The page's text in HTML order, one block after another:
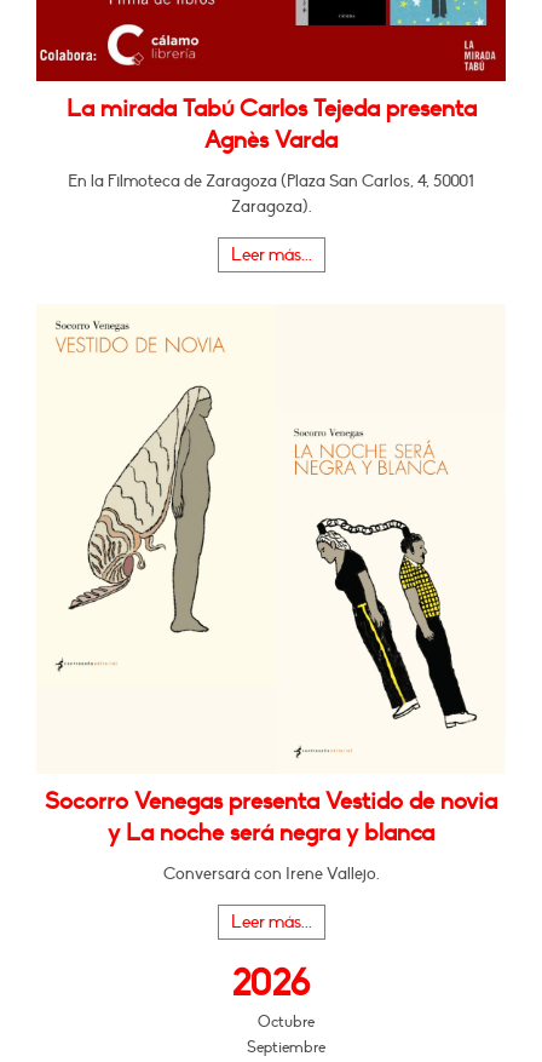
La mirada Tabú Carlos Tejeda presenta
Agnès Varda
En la Filmoteca de Zaragoza (Plaza San Carlos, 4, 50001
Zaragoza).
Leer más...
Socorro Venegas presenta Vestido de novia
y La noche será negra y blanca
Conversará con Irene Vallejo.
Leer más...
2026
Octubre
Septiembre